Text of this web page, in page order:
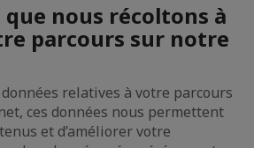
que nous récoltons à
parcours sur notre
relatives à votre parcours
ces données nous permettent
et d’améliorer votre